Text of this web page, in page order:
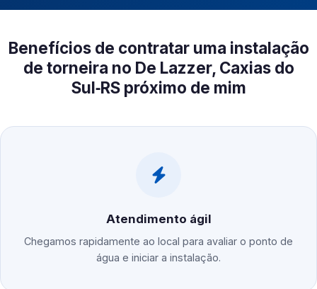
Benefícios de contratar uma instalação
de torneira no De Lazzer, Caxias do
Sul‑RS próximo de mim
Atendimento ágil
Chegamos rapidamente ao local para avaliar o ponto de
água e iniciar a instalação.